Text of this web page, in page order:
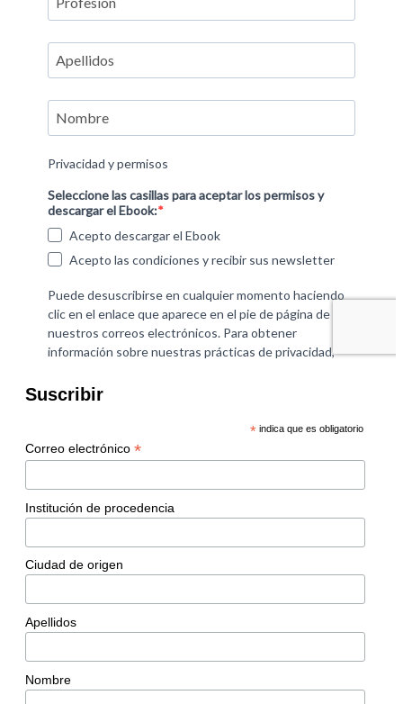
Suscribir
* indica que es obligatorio
Correo electrónico *
Institución de procedencia
Ciudad de origen
Apellidos
Nombre